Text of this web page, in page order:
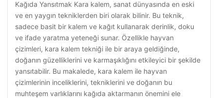
Kağıda Yansıtmak Kara kalem, sanat dünyasında en eski
ve en yaygın tekniklerden biri olarak bilinir. Bu teknik,
sadece basit bir kalem ve kağıt kullanarak derinlik, doku
ve ifade yaratma yeteneği sunar. Özellikle hayvan
çizimleri, kara kalem tekniği ile bir araya geldiğinde,
doğanın güzelliklerini ve karmaşıklığını etkileyici bir şekilde
yansıtabilir. Bu makalede, kara kalem ile hayvan
çizimlerinin inceliklerini, tekniklerini ve doğanın bu
muhteşem varlıklarını kağıda aktarmanın önemini ele